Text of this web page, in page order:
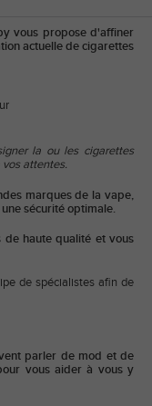
vous propose d'affiner
actuelle de cigarettes
la ou les cigarettes
attentes.
marques de la vape,
sécurité optimale.
de haute qualité et vous
de spécialistes afin de
parler de mod et de
vous aider à vous y